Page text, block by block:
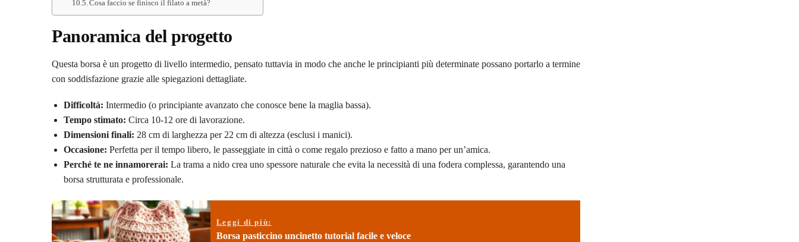
Cosa faccio se finisco il filato a metà?
Panoramica del progetto
Questa borsa è un progetto di livello intermedio, pensato tuttavia in modo che anche le principianti più determinate possano portarlo a termine
con soddisfazione grazie alle spiegazioni dettagliate.
Difficoltà: Intermedio (o principiante avanzato che conosce bene la maglia bassa).
Tempo stimato: Circa 10-12 ore di lavorazione.
Dimensioni finali: 28 cm di larghezza per 22 cm di altezza (esclusi i manici).
Occasione: Perfetta per il tempo libero, le passeggiate in città o come regalo prezioso e fatto a mano per un’amica.
Perché te ne innamorerai: La trama a nido crea uno spessore naturale che evita la necessità di una fodera complessa, garantendo una
borsa strutturata e professionale.
Leggi di più:
Borsa pasticcino uncinetto tutorial facile e veloce